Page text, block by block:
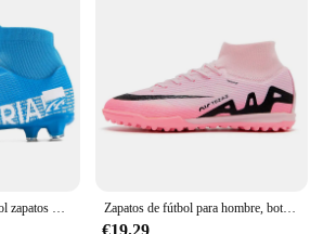
ZHENZU botas de fútbol zapatos de fútbol para hombre y niño, botas de fútbol de tobillo alto, calas deportivas de entrenamiento, zapatos de fútbol, talla 35-45 Zapatos de fútbol para hombre, botas de campo de fútbol antideslizantes para interiores, originales, Professional Match Turf Society, nuevas
€19.29